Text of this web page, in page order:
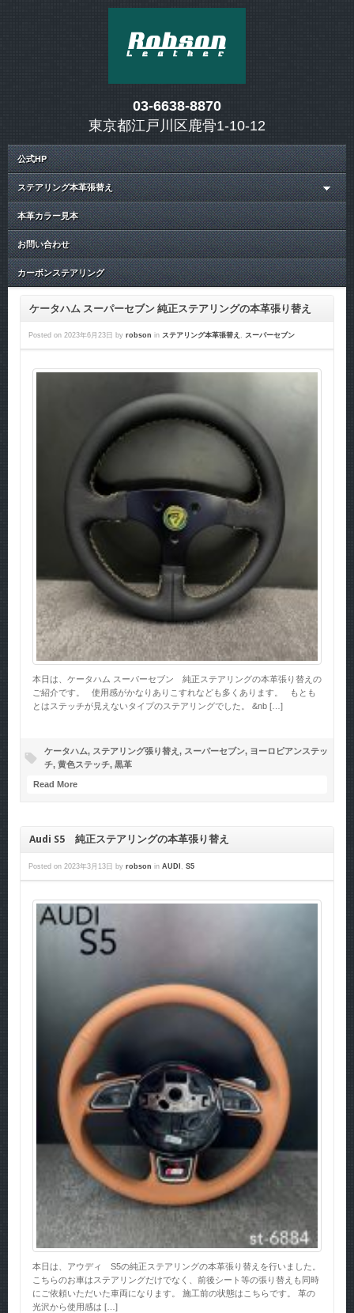
03-6638-8870
東京都江戸川区鹿骨1-10-12
公式HP
ステアリング本革張替え
本革カラー見本
お問い合わせ
カーボンステアリング
ケータハム スーパーセブン 純正ステアリングの本革張り替え
Posted on 2023年6月23日 by robson in ステアリング本革張替え , スーパーセブン
本日は、ケータハム スーパーセブン 純正ステアリングの本革張り替えの
ご紹介です。 使用感がかなりありこすれなども多くあります。 もとも
とはステッチが見えないタイプのステアリングでした。 &nb […]
ケータハム, ステアリング張り替え , スーパーセブン, ヨーロピアンステッ
チ, 黄色ステッチ, 黒革
Read More
Audi S5 純正ステアリングの本革張り替え
Posted on 2023年3月13日 by robson in AUDI S5
本日は、アウディ S5の純正ステアリングの本革張り替えを行いました。
こちらのお車はステアリングだけでなく、前後シート等の張り替えも同時
にご依頼いただいた車両になります。 施工前の状態はこちらです。 革の
光沢から使用感は […]